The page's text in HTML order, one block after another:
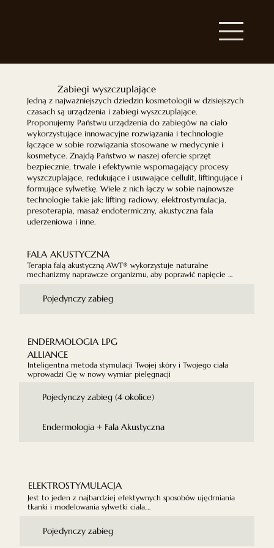
Zabiegi wyszczuplające
Jedną z najważniejszych dziedzin kosmetologii w dzisiejszych
czasach są urządzenia i zabiegi wyszczuplające.
Proponujemy Państwu urządzenia do zabiegów na ciało
wykorzystujące innowacyjne rozwiązania i technologie
łączące w sobie rozwiązania stosowane w medycynie i
kosmetyce. Znajdą Państwo w naszej ofercie sprzęt
bezpiecznie, trwale i efektywnie wspomagający procesy
wyszczuplające, redukujące i usuwające cellulit, liftingujące i
formujące sylwetkę. Wiele z nich łączy w sobie najnowsze
technologie takie jak: lifting radiowy, elektrostymulacja,
presoterapia, masaż endotermiczny, akustyczna fala
uderzeniowa i inne.
FALA AKUSTYCZNA
Terapia falą akustyczną AWT® wykorzystuje naturalne
mechanizmy naprawcze organizmu, aby poprawić napięcie
przepuszczalność błon komórkowych. Dzięki temu poprawia się
wymiana komórkowa. Głównym celem terapii falą akustyczną
Pojedynczy zabieg
ENDERMOLOGIA LPG
ALLIANCE
Inteligentna metoda stymulacji Twojej skóry i Twojego ciała
wprowadzi Cię w nowy wymiar pielęgnacji
Pojedynczy zabieg (4 okolice)
Endermologia + Fala Akustyczna
ELEKTROSTYMULACJA
Jest to jeden z najbardziej efektywnych sposobów ujędrniania
tkanki i modelowania sylwetki ciała.
dwóch, trzech godzinach gimnastyki na siłowni, nie powodując
rozrostu mięśni.
Pojedynczy zabieg